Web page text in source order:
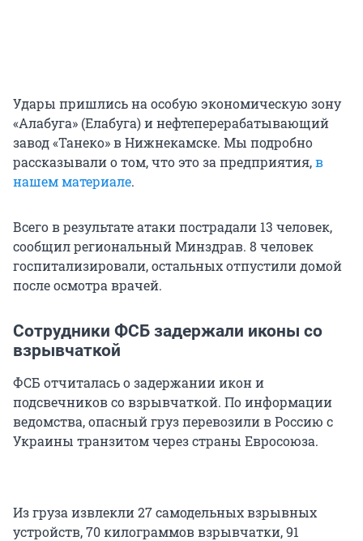
Удары пришлись на особую экономическую зону
«Алабуга» (Елабуга) и нефтеперерабатывающий
завод «Танеко» в Нижнекамске. Мы подробно
рассказывали о том, что это за предприятия,в
нашем материале.
Всего в результате атаки пострадали 13 человек,
сообщил региональный Минздрав. 8 человек
госпитализировали, остальных отпустили домой
после осмотра врачей.
Сотрудники ФСБ задержали иконы со
взрывчаткой
ФСБ отчиталась о задержании икон и
подсвечников со взрывчаткой. По информации
ведомства, опасный груз перевозили в Россию с
Украины транзитом через страны Евросоюза.
Из груза извлекли 27 самодельных взрывных
устройств, 70 килограммов взрывчатки, 91